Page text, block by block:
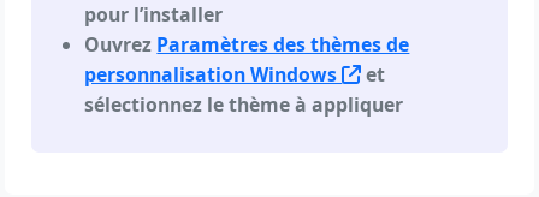
pour l’installer
Ouvrez Paramètres des thèmes de
personnalisation Windows
et
sélectionnez le thème à appliquer